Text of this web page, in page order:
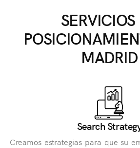
SERVICIOS
MADRID
Search
Creamos estrategias para que su